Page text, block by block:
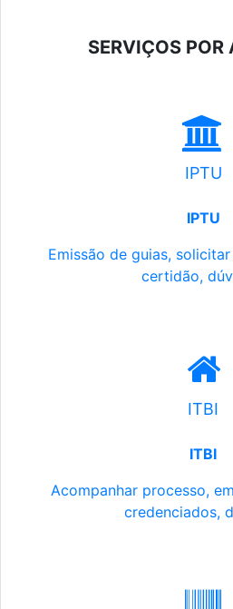
SERVIÇOS POR
IPTU
IPTU
Emissão de guias,
certidão,
ITBI
ITBI
Acompanhar processo,
credenciados,